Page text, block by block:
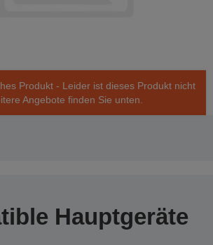
Produkt - Leider ist dieses Produkt nicht
Angebote finden Sie unten.
Hauptgeräte